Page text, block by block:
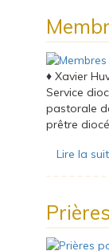
♦ Xavier
Service
pastorale
prêtre
Lire la